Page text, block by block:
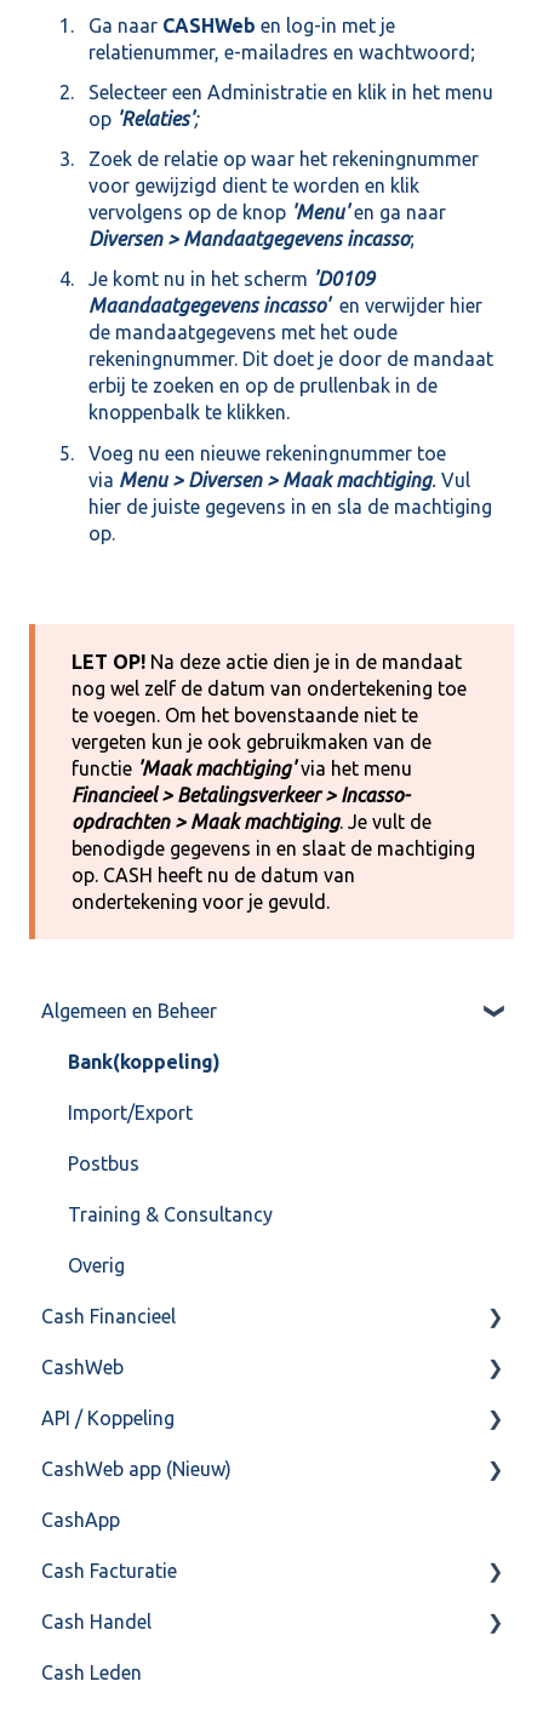
Ga naar CASHWeb en log-in met je
relatienummer, e-mailadres en wachtwoord;
Selecteer een Administratie en klik in het menu
op 'Relaties';
Zoek de relatie op waar het rekeningnummer
voor gewijzigd dient te worden en klik
vervolgens op de knop 'Menu'en ga naar
Diversen > Mandaatgegevens incasso;
Je komt nu in het scherm 'D0109
Maandaatgegevens incasso' en verwijder hier
de mandaatgegevens met het oude
rekeningnummer. Dit doet je door de mandaat
erbij te zoeken en op de prullenbak in de
knoppenbalk te klikken.
Voeg nu een nieuwe rekeningnummer toe
via Menu > Diversen > Maak machtiging. Vul
hier de juiste gegevens in en sla de machtiging
op.
LET OP! Na deze actie dien je in de mandaat
nog wel zelf de datum van ondertekening toe
te voegen. Om het bovenstaande niet te
vergeten kun je ook gebruikmaken van de
functie 'Maak machtiging'via het menu
Financieel > Betalingsverkeer > Incasso-
opdrachten > Maak machtiging. Je vult de
benodigde gegevens in en slaat de machtiging
op. CASH heeft nu de datum van
ondertekening voor je gevuld.
Algemeen en Beheer
Bank(koppeling)
Import/Export
Postbus
Training & Consultancy
Overig
Cash Financieel
Boekhoud
Fiscaal
Overig
CashWeb
CashHero Layout
Mailen vanuit CASHWeb
Algemeen gebruik
API / Koppeling
Algemeen
Api 3.0 (SOAP API)
API 4.0 (REST API)
CashWeb app (Nieuw)
Veel gestelde vragen
CashApp
Cash Facturatie
Factureren
Instellingen
Cash Handel
Inkoop
Cash Leden